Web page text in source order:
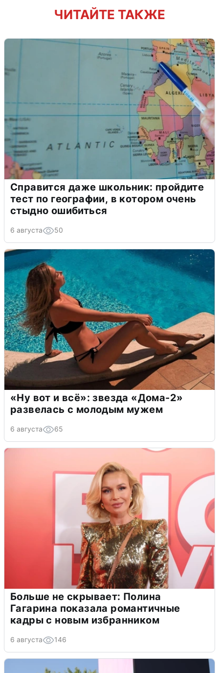
ЧИТАЙТЕ ТАКЖЕ
Справится даже школьник: пройдите
тест по географии, в котором очень
стыдно ошибиться
6 августа 50
«Ну вот и всё»: звезда «Дома-2»
развелась с молодым мужем
6 августа 65
Больше не скрывает: Полина
Гагарина показала романтичные
кадры с новым избранником
6 августа 146